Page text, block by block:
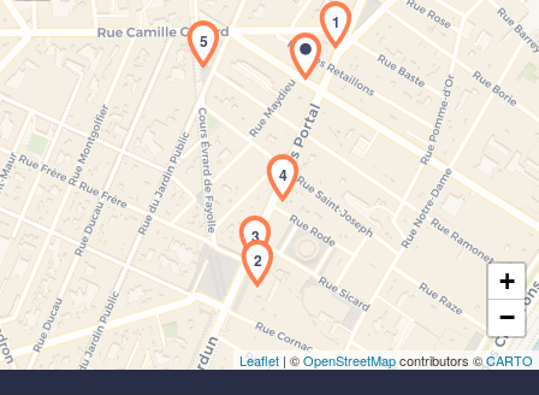
Chargement de la carte en cours...
1
2
3
4
5
+
−
Leaflet | ©OpenStreetMapcontributors ©CARTO